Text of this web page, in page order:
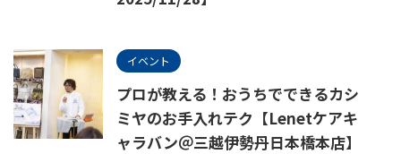
イベント
プロが教える！おうちでできるカシ
ミヤのお手入れテク【Lenetケアキ
ャラバン＠三越伊勢丹日本橋本店】